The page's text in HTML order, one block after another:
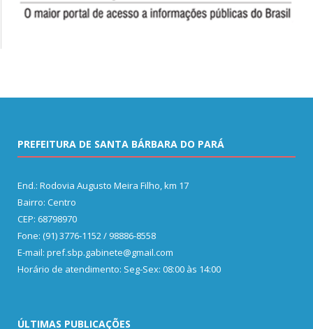
PREFEITURA DE SANTA BÁRBARA DO PARÁ
End.: Rodovia Augusto Meira Filho, km 17
Bairro: Centro
CEP: 68798970
Fone: (91) 3776-1152 / 98886-8558
E-mail: pref.sbp.gabinete@gmail.com
Horário de atendimento: Seg-Sex: 08:00 às 14:00
ÚLTIMAS PUBLICAÇÕES